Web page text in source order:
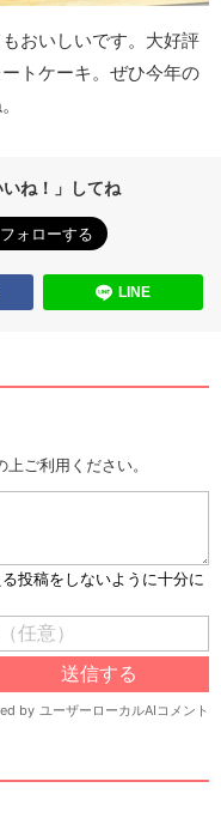
おいしいです。大好評
トケーキ。ぜひ今年の
ね！」してね
LINE
上ご利用ください。